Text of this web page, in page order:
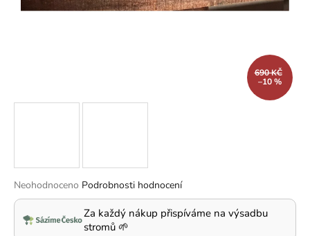
Průměrné
hodnocení
Neohodnoceno Podrobnosti hodnocení
Za každý nákup přispíváme na výsadbu
stromů 🌱
690 KČ
–10 %
a
D